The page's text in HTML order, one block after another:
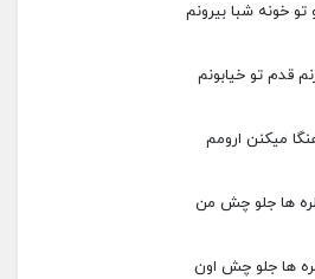
تو خونه شبا بیرونم
قدم تو خیابونم
میکنن ارومم
ها جلو چش من
ها جلو چش اون